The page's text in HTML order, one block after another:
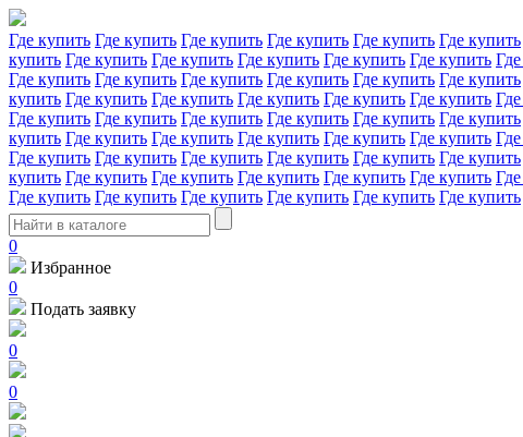
Где купить Где купить Где купить Где купить Где купить Где купить
купить Где купить Где купить Где купить Где купить Где купить
Где купить Где купить Где купить Где купить Где купить Где купить
купить Где купить Где купить Где купить Где купить Где купить
Где купить Где купить Где купить Где купить Где купить Где купить
купить Где купить Где купить Где купить Где купить Где купить
Где купить Где купить Где купить Где купить Где купить Где купить
купить Где купить Где купить Где купить Где купить Где купить
Где купить Где купить Где купить Где купить Где купить Где купить
0
Избранное
0
Подать заявку
0
0